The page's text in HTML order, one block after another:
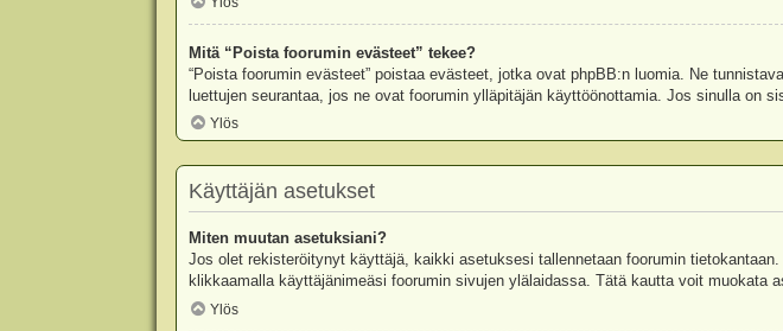
Mitä “Poista foorumin evästeet” tekee?
“Poista foorumin evästeet” poistaa evästeet, jotka ovat phpBB:n luomia. Ne
luettujen seurantaa, jos ne ovat foorumin ylläpitäjän käyttöönottamia. Jos sinulla on
Ylös
Käyttäjän asetukset
Miten muutan asetuksiani?
Jos olet rekisteröitynyt käyttäjä, kaikki asetuksesi tallennetaan foorumin
klikkaamalla käyttäjänimeäsi foorumin sivujen ylälaidassa. Tätä kautta voit muokata
Ylös